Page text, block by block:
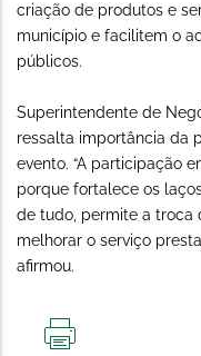
criação de produtos e
município e facilitem o
públicos.
Superintendente de
ressalta importância da
evento. “A participação
porque fortalece os
de tudo, permite a troca
melhorar o serviço
afirmou.